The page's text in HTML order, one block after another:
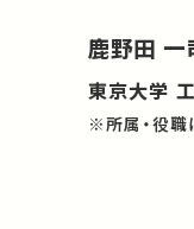
鹿野田 一
東京大学
※所属・役職